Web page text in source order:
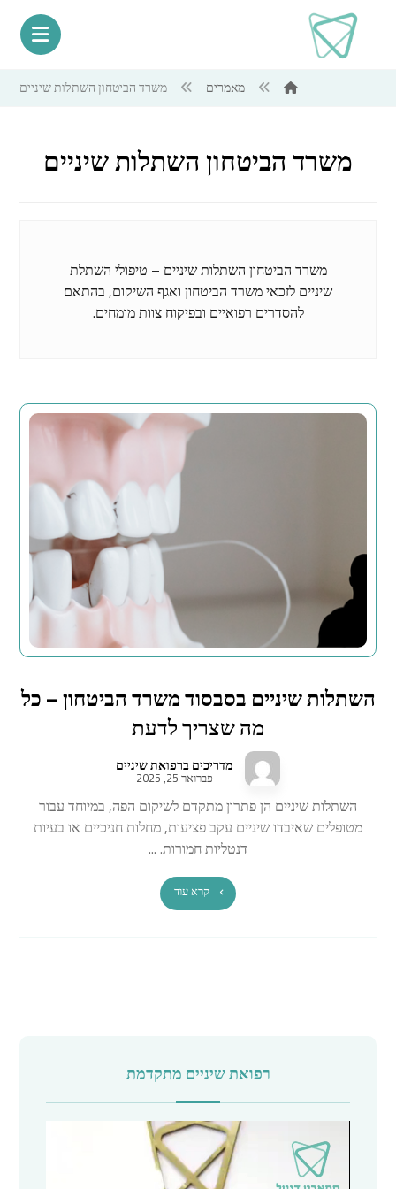
מאמרים משרד הביטחון השתלות שיניים
משרד הביטחון השתלות שיניים
משרד הביטחון השתלות שיניים – טיפולי השתלת
שיניים לזכאי משרד הביטחון ואגף השיקום, בהתאם
להסדרים רפואיים ובפיקוח צוות מומחים.
השתלות שיניים בסבסוד משרד הביטחון – כל
מה שצריך לדעת
מדריכים ברפואת שיניים
פברואר 25, 2025
השתלות שיניים הן פתרון מתקדם לשיקום הפה, במיוחד עבור
מטופלים שאיבדו שיניים עקב פציעות, מחלות חניכיים או בעיות
דנטליות חמורות. ...
קרא עוד
רפואת שיניים מתקדמת